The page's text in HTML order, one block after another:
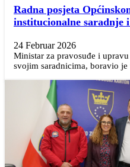
Radna posjeta
institucionalne saradnje
24 Februar 2026
Ministar za pravosuđe i
svojim saradnicima, boravio